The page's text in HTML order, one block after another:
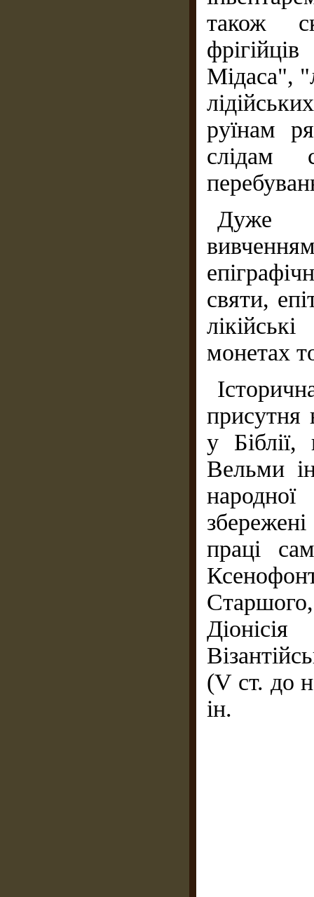
також
Мідаса",
руїнам
слідам
Дуже
святи,
монетах
присутня
у
Вельми
праці
(V ст. до
ін.